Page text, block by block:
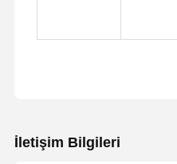
İletişim Bilgileri